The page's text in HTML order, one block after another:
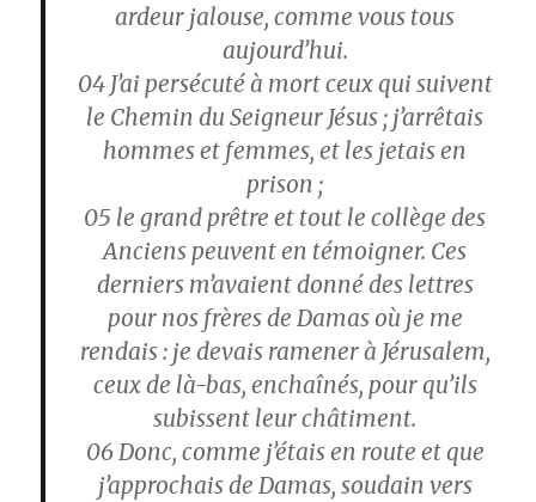
ardeur jalouse, comme vous tous
aujourd’hui.
04J’ai persécuté à mort ceux qui suivent
le Chemin du Seigneur Jésus ; j’arrêtais
hommes et femmes, et les jetais en
prison ;
05 le grand prêtre et tout le collège des
Anciens peuvent en témoigner. Ces
derniers m’avaient donné des lettres
pour nos frères de Damas où je me
rendais : je devais ramener à Jérusalem,
ceux de là-bas, enchaînés, pour qu’ils
subissent leur châtiment.
06Donc, comme j’étais en route et que
j’approchais de Damas, soudain vers